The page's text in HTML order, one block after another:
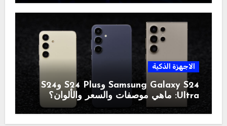
الاجهزة الذكية
Samsung Galaxy S24 وS24 Plus وS24
Ultra: ماهي موصفات والسعر والألوان؟